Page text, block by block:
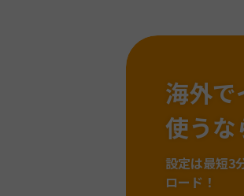
海外で
使うな
設定は最短3
ロード！